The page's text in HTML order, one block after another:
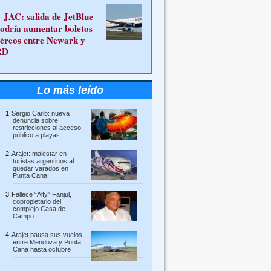
JAC: salida de JetBlue
aumentar boletos
entre Newark y
Lo más leído
Sergio Carlo: nueva
denuncia sobre
restricciones al acceso
público a playas
Arajet: malestar en
turistas argentinos al
quedar varados en
Punta Cana
Fallece “Alfy” Fanjul,
copropietario del
complejo Casa de
Campo
Arajet pausa sus vuelos
entre Mendoza y Punta
Cana hasta octubre